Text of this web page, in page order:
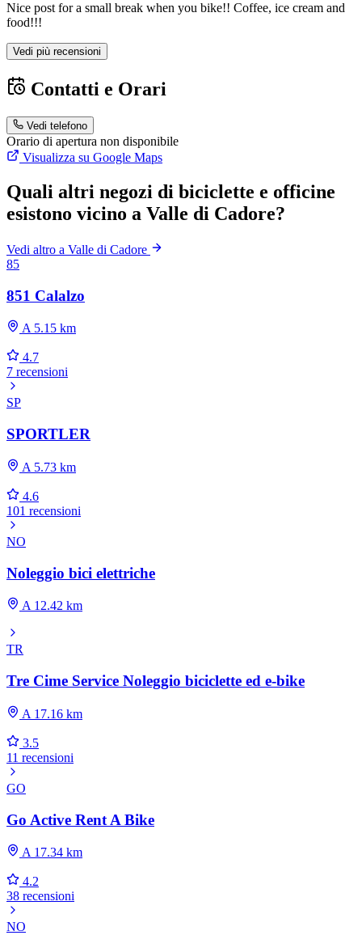
Nice post for a small break when you bike!! Coffee, ice cream and
food!!!
Vedi più recensioni
Contatti e Orari
Vedi telefono
Orario di apertura non disponibile
Visualizza su Google Maps
Quali altri negozi di biciclette e officine
esistono vicino a Valle di Cadore?
Vedi altro a Valle di Cadore
85
851 Calalzo
A 5.15 km
4.7
7 recensioni
SP
SPORTLER
A 5.73 km
4.6
101 recensioni
NO
Noleggio bici elettriche
A 12.42 km
TR
Tre Cime Service Noleggio biciclette ed e-bike
A 17.16 km
3.5
11 recensioni
GO
Go Active Rent A Bike
A 17.34 km
4.2
38 recensioni
NO